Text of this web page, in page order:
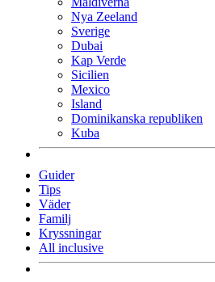
Nya Zeeland
Sverige
Dubai
Kap Verde
Sicilien
Mexico
Island
Dominikanska republiken
Kuba
Guider
Tips
Väder
Familj
Kryssningar
All inclusive